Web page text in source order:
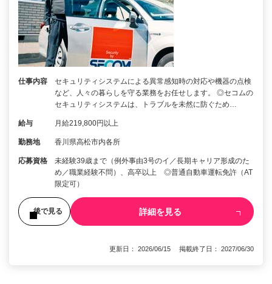
仕事内容
セキュリティシステムによる異常感知時の対応や機器の点検
など、人々の暮らしを守る業務をお任せします。 ◎セコムの
セキュリティシステムは、トラブルを未然に防ぐため…
給与 月給219,800円以上
勤務地 香川県高松市内各所
応募資格
未経験39歳まで（例外事由3号のイ／長期キャリア形成のた
め／職業経験不問）、高卒以上 ◎普通自動車運転免許（AT
限定可）
後で見る 詳細を見る
更新日： 2026/06/15 掲載終了日： 2027/06/30